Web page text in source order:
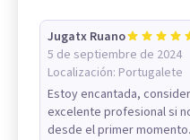
Jugatx Ruano
5 de septiembre de 2024
Localización: Portugalete
Estoy encantada,
excelente profesional si
desde el primer momento.